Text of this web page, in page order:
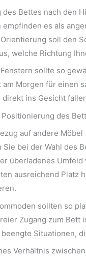
des Bettes nach den
es als
soll den
welche Richtung
sollte so
Morgen für einen
ins Gesicht
des
auf andere Möbel
Sie bei der Wahl des
überladenes
ausreichend Platz
sollten so
Zugang zum
Situationen,
Verhältnis